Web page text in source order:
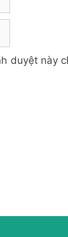
duyệt này